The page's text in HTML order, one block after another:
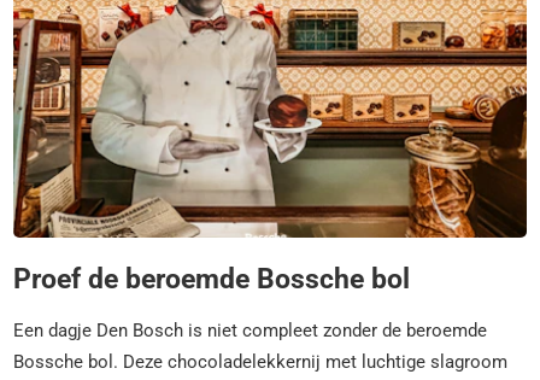
Proef de beroemde Bossche bol
Een dagje Den Bosch is niet compleet zonder de beroemde
Bossche bol. Deze chocoladelekkernij met luchtige slagroom